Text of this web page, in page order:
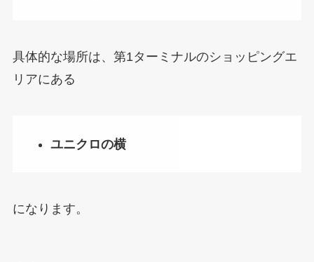
具体的な場所は、第1ターミナルのショッピングエ
リアにある
ユニクロの横
になります。